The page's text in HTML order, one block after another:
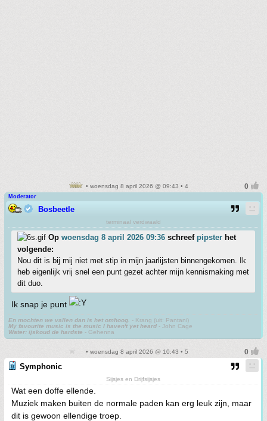
• woensdag 8 april 2026 @ 09:43 • 4
Moderator
Bosbeetle
terminaal verdwaald
Op woensdag 8 april 2026 09:36 schreef pipster het
volgende:
Nou dit is bij mij niet met stip in mijn jaarlijsten binnengekomen. Ik
heb eigenlijk vrij snel een punt gezet achter mijn kennismaking met
dit duo.
Ik snap je punt
En mochten we vallen dan is het omhoog.
- Krang (uit: Pantani)
My favourite music is the music I haven't yet heard - John Cage
Water: ijskoud de hardste - Gehenna
• woensdag 8 april 2026 @ 10:43 • 5
Symphonic
Sijsjes en Drijfsijsjes
Wat een doffe ellende.
Muziek maken buiten de normale paden kan erg leuk zijn, maar
dit is gewoon ellendige troep.